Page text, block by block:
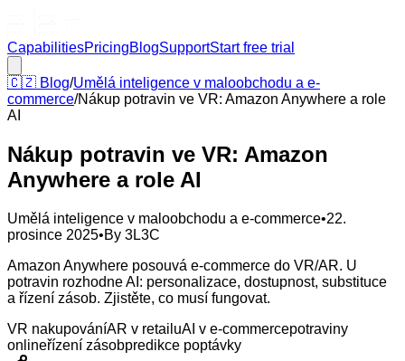
CapabilitiesPricingBlogSupportStart free trial
🇨🇿 Blog/Umělá inteligence v maloobchodu a e-
commerce/Nákup potravin ve VR: Amazon Anywhere a role
AI
Nákup potravin ve VR: Amazon
Anywhere a role AI
Umělá inteligence v maloobchodu a e-commerce•22.
prosince 2025•By 3L3C
Amazon Anywhere posouvá e‑commerce do VR/AR. U
potravin rozhodne AI: personalizace, dostupnost, substituce
a řízení zásob. Zjistěte, co musí fungovat.
VR nakupováníAR v retailuAI v e-commercepotraviny
onlineřízení zásobpredikce poptávky